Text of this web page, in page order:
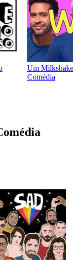
Um Milkshake
Comédia